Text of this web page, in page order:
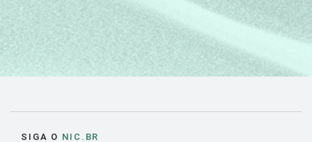
SIGA O NIC.BR